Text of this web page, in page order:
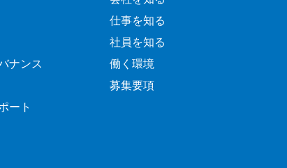
ナンス
ート
仕事を知る
社員を知る
働く環境
募集要項